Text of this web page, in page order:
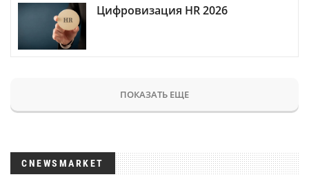
Цифровизация HR 2026
ПОКАЗАТЬ ЕЩЕ
CNEWSMARKET